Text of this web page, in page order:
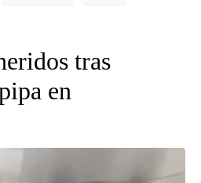
tras
en